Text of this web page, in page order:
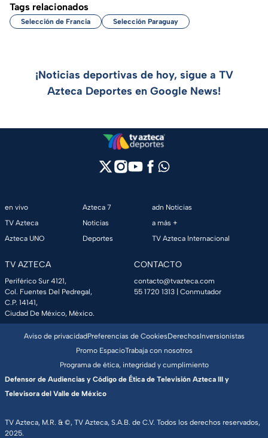
Tags relacionados
Selección de Francia Selección Paraguay
¡Noticias deportivas de hoy, sigue a TV
Azteca Deportes en Google News!
en vivo
TV Azteca
Azteca UNO
Azteca 7
Noticias
Deportes
adn Noticias
a más +
TV Azteca Internacional
TV AZTECA
Periférico Sur 4121,
Col. Fuentes Del Pedregal,
C.P. 14141,
Ciudad De México, México.
CONTACTO
contacto@tvazteca.com
55 1720 1313 | Conmutador
TV Azteca, M.R. & ©, TV Azteca, S.A.B. de C.V. Todos los derechos reservados,
2025.
Aviso de privacidadPreferencias de CookiesDerechosInversionistas
Promo EspacioTrabaja con nosotros
Programa de ética, integridad y cumplimiento
Defensor de Audiencias y Código de Ética de Televisión Azteca III y
Televisora del Valle de México